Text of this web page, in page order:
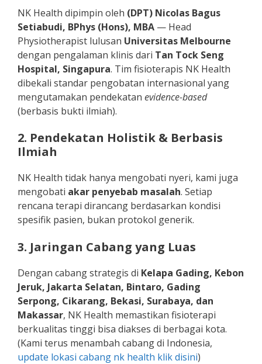
NK Health dipimpin oleh (DPT) Nicolas Bagus
Setiabudi, BPhys (Hons), MBA — Head
Physiotherapist lulusan Universitas Melbourne
dengan pengalaman klinis dari Tan Tock Seng
Hospital, Singapura. Tim fisioterapis NK Health
dibekali standar pengobatan internasional yang
mengutamakan pendekatan evidence-based
(berbasis bukti ilmiah).
2. Pendekatan Holistik & Berbasis
Ilmiah
NK Health tidak hanya mengobati nyeri, kami juga
mengobati akar penyebab masalah. Setiap
rencana terapi dirancang berdasarkan kondisi
spesifik pasien, bukan protokol generik.
3. Jaringan Cabang yang Luas
Dengan cabang strategis di Kelapa Gading, Kebon
Jeruk, Jakarta Selatan, Bintaro, Gading
Serpong, Cikarang, Bekasi, Surabaya, dan
Makassar, NK Health memastikan fisioterapi
berkualitas tinggi bisa diakses di berbagai kota.
(Kami terus menambah cabang di Indonesia,
update lokasi cabang nk health klik disini)